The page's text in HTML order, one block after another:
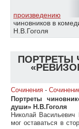
произведению
чиновников в
Н.В.Гоголя
ПОРТРЕТЫ
Сочинения -
Портреты
души» Н.В.Гоголя
Николай
мог оставаться в